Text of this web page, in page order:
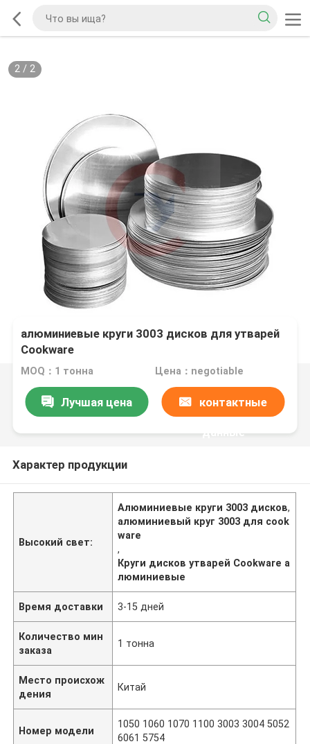
2/ 2
алюминиевые круги 3003 дисков для утварей
Cookware
MOQ：1 тонна Цена：negotiable
Лучшая цена контактные
данные
Характер продукции
Высокий свет:
Алюминиевые круги 3003 дисков,
алюминиевый круг 3003 для cook
ware
,
Круги дисков утварей Cookware а
люминиевые
Время доставки 3-15 дней
Количество мин
заказа
1 тонна
Место происхож
дения
Китай
Номер модели
1050 1060 1070 1100 3003 3004 5052
6061 5754